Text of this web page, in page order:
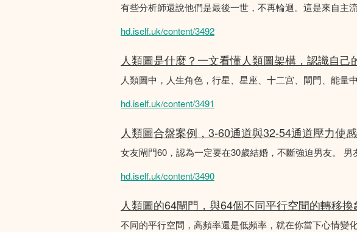
有些分析師還說他們是最後一世，不再輪迴。這是來自主
hd.iself.uk/content/3492
人類圖是什麼？一文看懂人類圖架構，認識自己
人類圖中，人生角色，行星、星座、十二宫、閘門、能量
hd.iself.uk/content/3491
人類圖合盤案例，3-60通道與32-54通道壓力使
女友閘門60，認為一定要在30歲結婚，不斷強迫男友。
hd.iself.uk/content/3490
人類圖的64閘門，與64個不同平行空間的轉移換
不同的平行空間，高頻率還是低頻率，就在你當下心情變